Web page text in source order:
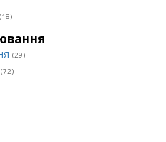
(18)
(29)
(72)